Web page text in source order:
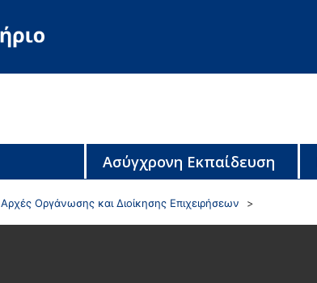
Ασύγχρονη Εκπαίδευση
Αρχές Οργάνωσης και Διοίκησης Επιχειρήσεων